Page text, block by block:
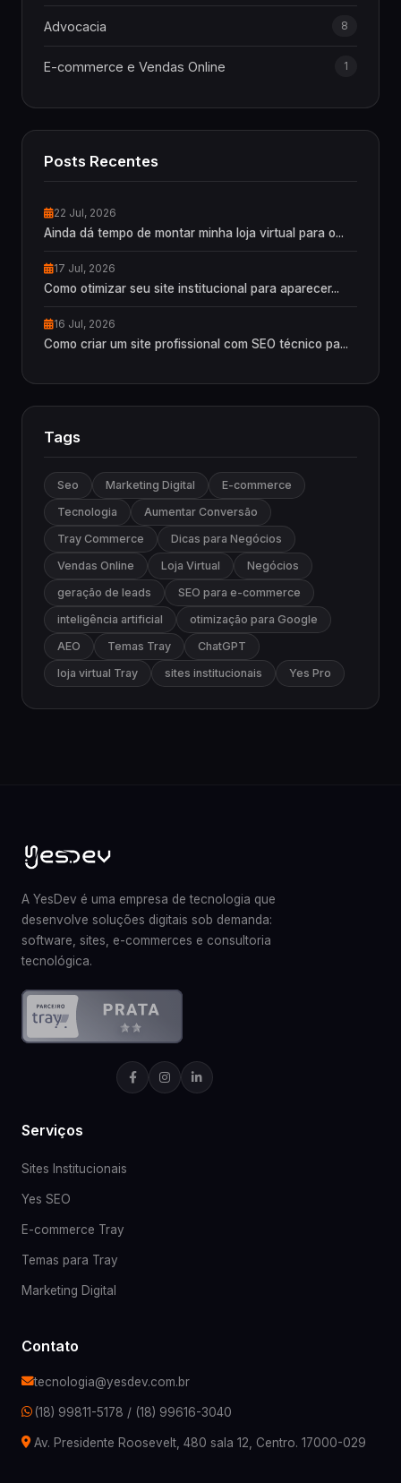
Advocacia 8
E-commerce e Vendas Online 1
Posts Recentes
22 Jul, 2026
Ainda dá tempo de montar minha loja virtual para o...
17 Jul, 2026
Como otimizar seu site institucional para aparecer...
16 Jul, 2026
Como criar um site profissional com SEO técnico pa...
Tags
Seo Marketing Digital
E-commerce
Tecnologia
Aumentar Conversão
Tray Commerce
Dicas para Negócios
Vendas Online
Loja Virtual
Negócios
geração de leads
SEO para e-commerce
inteligência artificial
otimização para Google
AEO
Temas Tray
ChatGPT
loja virtual Tray
sites institucionais Yes Pro
A YesDev é uma empresa de tecnologia que
desenvolve soluções digitais sob demanda:
software, sites, e-commerces e consultoria
tecnológica.
Serviços
Sites Institucionais
Yes SEO
E-commerce Tray
Temas para Tray
Marketing Digital
Contato
tecnologia@yesdev.com.br
(18) 99811-5178 / (18) 99616-3040
Av. Presidente Roosevelt, 480 sala 12, Centro. 17000-029